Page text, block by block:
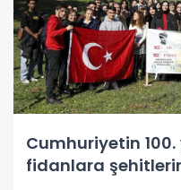
Cumhuriyetin 100. yılı
fidanlara